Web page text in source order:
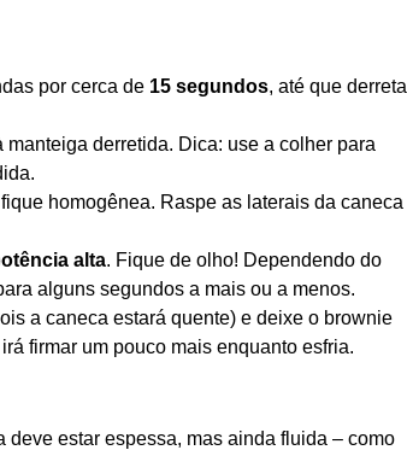
por cerca de 15 segundos, até que derreta
derretida. Dica: use a colher para
homogênea. Raspe as laterais da caneca
alta. Fique de olho! Dependendo do
alguns segundos a mais ou a menos.
a caneca estará quente) e deixe o brownie
firmar um pouco mais enquanto esfria.
deve estar espessa, mas ainda fluida – como